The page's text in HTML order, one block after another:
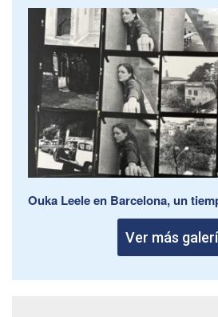
Ouka Leele en Barcelona, un
Ver más